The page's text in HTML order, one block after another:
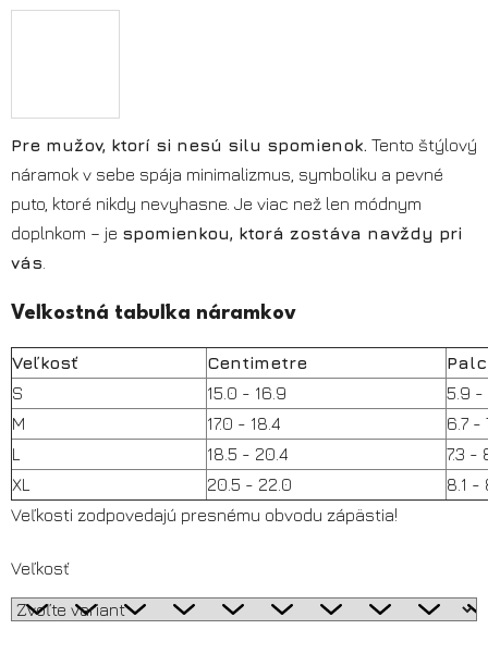
Pre mužov, ktorí si nesú silu spomienok. Tento štýlový
náramok v sebe spája minimalizmus, symboliku a pevné
puto, ktoré nikdy nevyhasne. Je viac než len módnym
doplnkom – je spomienkou, ktorá zostáva navždy pri
vás
Veľkostná tabuľka náramkov
Veľkosť Centimetre
S
15.0 - 16.9
5.9 -
M
17.0 - 18.4
6.7 -
L
18.5 - 20.4
7.3 -
XL
20.5 - 22.0
8.1 -
Veľkosti zodpovedajú presnému obvodu zápästia!
Veľkosť